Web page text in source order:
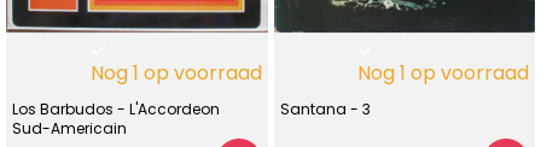
Nog 1 op voorraad
Los Barbudos - L'Accordeon
Sud-Americain
Nog 1 op voorraad
Santana - 3